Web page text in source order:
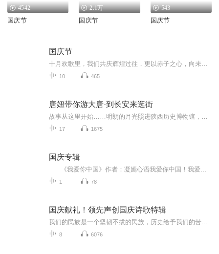
4542
国庆节
2.1万
国庆节
543
国庆节
国庆节
10 465
唐妞带你游大唐·到长安来逛街
17 1675
国庆专辑
1 78
国庆献礼！领先声创国庆诗歌特辑
8 6076